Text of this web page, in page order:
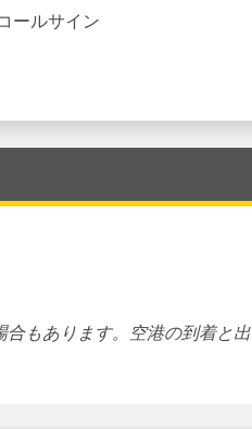
ールサイン
もあります。空港の到着と出